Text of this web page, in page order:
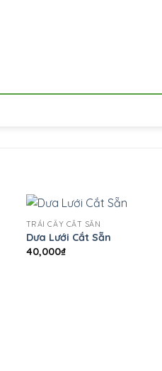
+
TRÁI CÂY CẮT SẴN
Dưa Lưới Cắt Sẵn
40,000₫